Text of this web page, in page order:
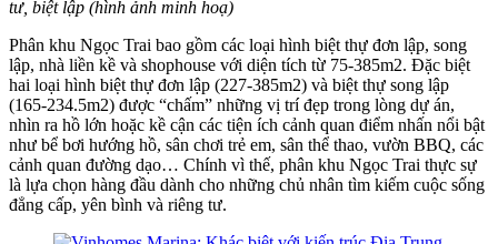
tư, biệt lập (hình ảnh minh hoạ)
Phân khu Ngọc Trai bao gồm các loại hình biệt thự đơn lập, song
lập, nhà liền kề và shophouse với diện tích từ 75-385m2. Đặc biệt
hai loại hình biệt thự đơn lập (227-385m2) và biệt thự song lập
(165-234.5m2) được “chấm” những vị trí đẹp trong lòng dự án,
nhìn ra hồ lớn hoặc kề cận các tiện ích cảnh quan điểm nhấn nổi bật
như bể bơi hướng hồ, sân chơi trẻ em, sân thể thao, vườn BBQ, các
cảnh quan đường dạo… Chính vì thế, phân khu Ngọc Trai thực sự
là lựa chọn hàng đầu dành cho những chủ nhân tìm kiếm cuộc sống
đẳng cấp, yên bình và riêng tư.